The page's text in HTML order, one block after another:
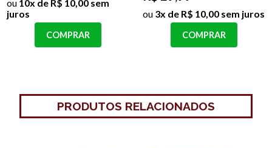
ou 10x de R$ 10,00 sem
juros
COMPRAR
ou 3x de R$ 10,00 sem juros
COMPRAR
PRODUTOS RELACIONADOS